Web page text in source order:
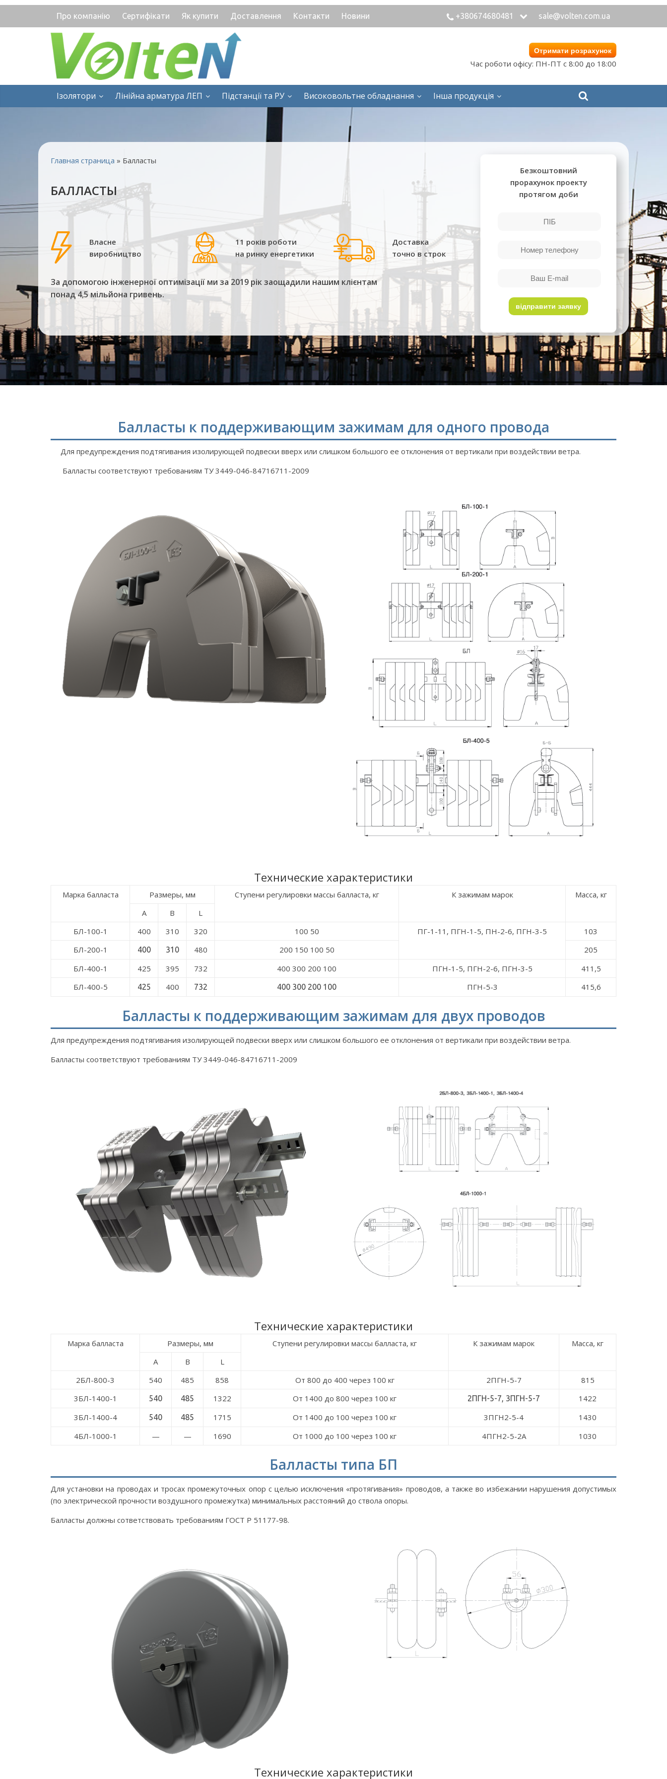
Про компанію Сертифікати Як купити Доставлення Контакти Новини +380674680481 sale@volten.com.ua
Отримати розрахунок
Час роботи офісу: ПН-ПТ с 8:00 до 18:00
Ізолятори Лінійна арматура ЛЕП Підстанції та РУ Високовольтне обладнання Інша продукція
Главная страница » Балласты
БАЛЛАСТЫ
Власне
виробництво
11 років роботи
на ринку енергетики
Доставка
точно в строк
За допомогою інженерної оптимізації ми за 2019 рік заощадили нашим клієнтам
понад 4,5 мільйона гривень.
Безкоштовний
прорахунок проекту
протягом доби
Балласты к поддерживающим зажимам для одного провода
Для предупреждения подтягивания изолирующей подвески вверх или слишком большого ее отклонения от вертикали при воздействии ветра.
Балласты соответствуют требованиям ТУ 3449-046-84716711-2009
Технические характеристики
Марка балласта Размеры, мм Ступени регулировки массы балласта, кг К зажимам марок
Масса, кг
A
B
L
БЛ-100-1
400 310 320 100 50 ПГ-1-11, ПГН-1-5, ПН-2-6, ПГН-3-5
103
БЛ-200-1
400 310 480 200 150 100 50
205
БЛ-400-1
425 395 732 400 300 200 100 ПГН-1-5, ПГН-2-6, ПГН-3-5
411,5
БЛ-400-5
425 400 732 400 300 200 100 ПГН-5-3 415,6
Балласты к поддерживающим зажимам для двух проводов
Для предупреждения подтягивания изолирующей подвески вверх или слишком большого ее отклонения от вертикали при воздействии ветра.
Балласты соответствуют требованиям ТУ 3449-046-84716711-2009
Технические характеристики
Марка балласта Размеры, мм Ступени регулировки массы балласта, кг К зажимам марок
Масса, кг
A
B
L
2БЛ-800-3
540 485 858 От 800 до 400 через 100 кг 2ПГН-5-7
815
3БЛ-1400-1
540 485 1322 От 1400 до 800 через 100 кг 2ПГН-5-7, 3ПГН-5-7
1422
3БЛ-1400-4
540 485 1715 От 1400 до 100 через 100 кг 3ПГН2-5-4
1430
4БЛ-1000-1
— — 1690 От 1000 до 100 через 100 кг 4ПГН2-5-2А 1030
Балласты типа БП
Для установки на проводах и тросах промежуточных опор с целью исключения «протягивания» проводов, а также во избежании нарушения допустимых
(по электрической прочности воздушного промежутка) минимальных расстояний до ствола опоры.
Балласты должны сответствовать требованиям ГОСТ Р 51177-98.
Технические характеристики